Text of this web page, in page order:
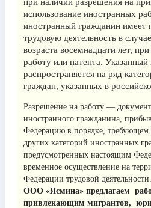
использование иностранных
иностранный гражданин имеет
трудовую деятельность в
возраста восемнадцати лет,
работу или патента. Указанный
распространяется на ряд
граждан, указанных в
Разрешение на работу —
иностранного гражданина,
Федерацию в порядке, требующем
других категорий иностранных
предусмотренных настоящим
временное осуществление на
Федерации трудовой деятельности.
ООО «Ясмина» предлагаем
привлекающим мигрантов,